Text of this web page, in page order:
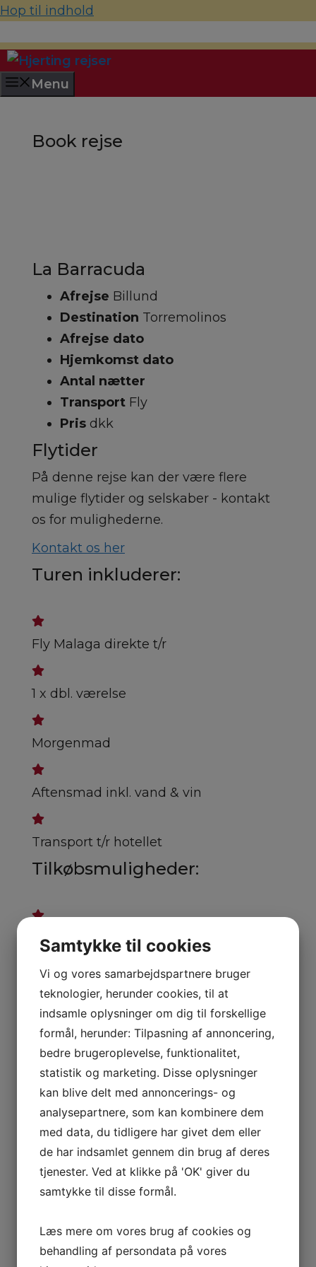
Hop til indhold
Menu
Book rejse
La Barracuda
Afrejse Billund
Destination Torremolinos
Afrejse dato
Hjemkomst dato
Antal nætter
Transport Fly
Pris dkk
Flytider
På denne rejse kan der være flere
mulige flytider og selskaber - kontakt
os for mulighederne.
Kontakt os her
Turen inkluderer:
Fly Malaga direkte t/r
1 x dbl. værelse
Morgenmad
Aftensmad inkl. vand & vin
Transport t/r hotellet
Tilkøbsmuligheder:
Pool side & havudsigt - Spørg for pris
Enkeltværelsestillæg - Spørg for pris
Kontakt os for mulighederne
Navn*
Telefon*
E-mail*
Samtykke til cookies
Vi og vores samarbejdspartnere bruger
teknologier, herunder cookies, til at
indsamle oplysninger om dig til forskellige
formål, herunder: Tilpasning af annoncering,
bedre brugeroplevelse, funktionalitet,
statistik og marketing. Disse oplysninger
kan blive delt med annoncerings- og
analysepartnere, som kan kombinere dem
med data, du tidligere har givet dem eller
de har indsamlet gennem din brug af deres
tjenester. Ved at klikke på 'OK' giver du
samtykke til disse formål.
Læs mere om vores brug af cookies og
behandling af persondata på vores